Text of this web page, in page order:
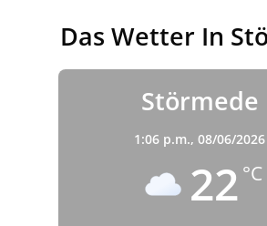
Das Wetter In
Störmede
1:06 p.m., 08/06/2026
22 °C